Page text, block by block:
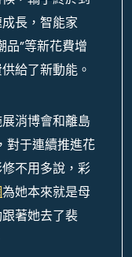
長，智能家
品”等新花費增
給了新動能。
消博會和離島
對于連續推進花
不用多說，彩
為她本來就是母
著她去了裴